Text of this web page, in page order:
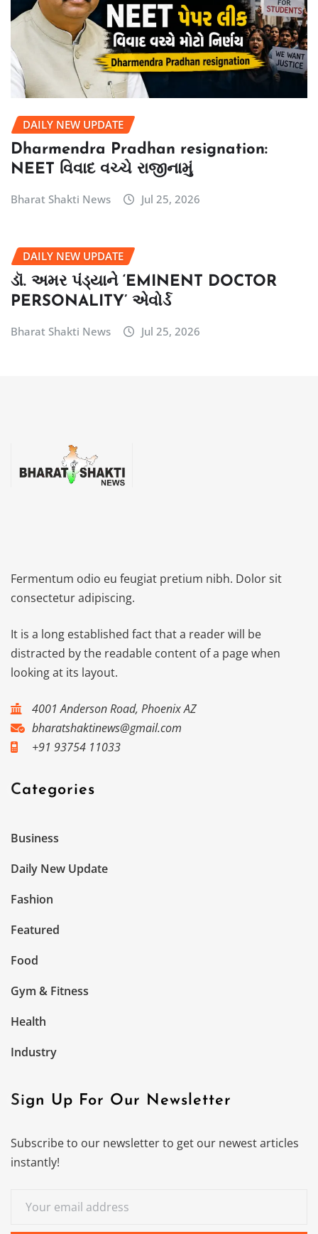
DAILY NEW UPDATE
Dharmendra Pradhan resignation:
NEET વિવાદ વચ્ચે રાજીનામું
Bharat Shakti News Jul 25, 2026
DAILY NEW UPDATE
ડૉ. અમર પંડ્યાને ‘EMINENT DOCTOR
PERSONALITY’ એવોર્ડ
Bharat Shakti News Jul 25, 2026
Fermentum odio eu feugiat pretium nibh. Dolor sit
consectetur adipiscing.
It is a long established fact that a reader will be
distracted by the readable content of a page when
looking at its layout.
4001 Anderson Road, Phoenix AZ
bharatshaktinews@gmail.com
+91 93754 11033
Categories
Business
Daily New Update
Fashion
Featured
Food
Gym & Fitness
Health
Industry
Sign Up For Our Newsletter
Subscribe to our newsletter to get our newest articles
instantly!